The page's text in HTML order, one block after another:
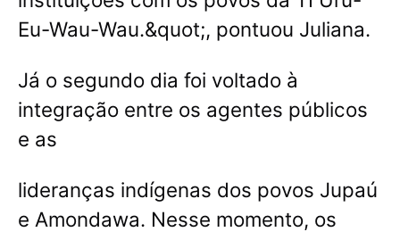
Eu-Wau-Wau.&quot;, pontuou Juliana.
Já o segundo dia foi voltado à
integração entre os agentes públicos
e as
lideranças indígenas dos povos Jupaú
e Amondawa. Nesse momento, os